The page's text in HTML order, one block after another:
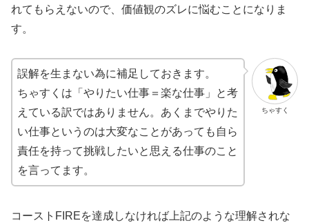
れてもらえないので、価値観のズレに悩むことになりま
す。
ちゃすく
誤解を生まない為に補足しておきます。
ちゃすくは「やりたい仕事＝楽な仕事」と考
えている訳ではありません。あくまでやりた
い仕事というのは大変なことがあっても自ら
責任を持って挑戦したいと思える仕事のこと
を言ってます。
コーストFIREを達成しなければ上記のような理解されな